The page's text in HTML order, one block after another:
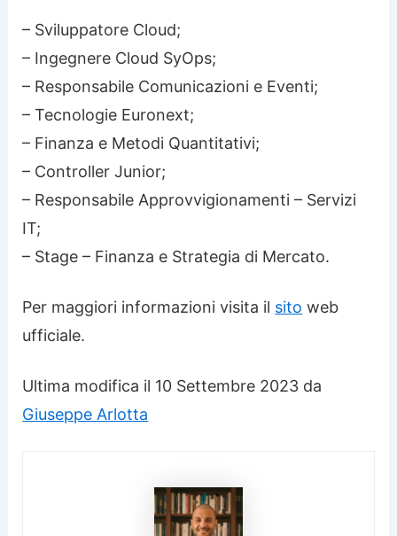
– Sviluppatore Cloud;
– Ingegnere Cloud SyOps;
– Responsabile Comunicazioni e Eventi;
– Tecnologie Euronext;
– Finanza e Metodi Quantitativi;
– Controller Junior;
– Responsabile Approvvigionamenti – Servizi
IT;
– Stage – Finanza e Strategia di Mercato.
Per maggiori informazioni visita il sito web
ufficiale.
Ultima modifica il 10 Settembre 2023 da
Giuseppe Arlotta